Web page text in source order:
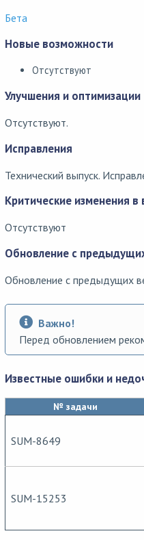
Бета
Новые возможности
Отсутствуют
Улучшения и оптимизации
Отсутствуют.
Исправления
Технический выпуск.
Критические изменения в
Отсутствуют
Обновление с
Обновление с предыдущих
Важно!
Перед обновлением
Известные ошибки и
№ задачи
SUM-8649
SUM-15253